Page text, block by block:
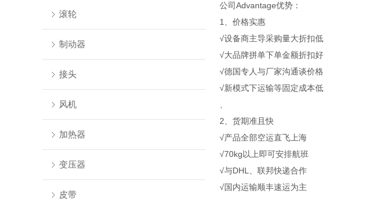
滚轮
制动器
接头
风机
加热器
变压器
皮带
公司Advantage优势：
1、价格实惠
√设备商主导采购量大折扣低
√大品牌拼单下单金额折扣好
√德国专人与厂家沟通谈价格
√新模式下运输等固定成本低
2、货期准且快
√产品全部空运直飞上海
√70kg以上即可安排航班
√与DHL、联邦快递合作
√国内运输顺丰速运为主